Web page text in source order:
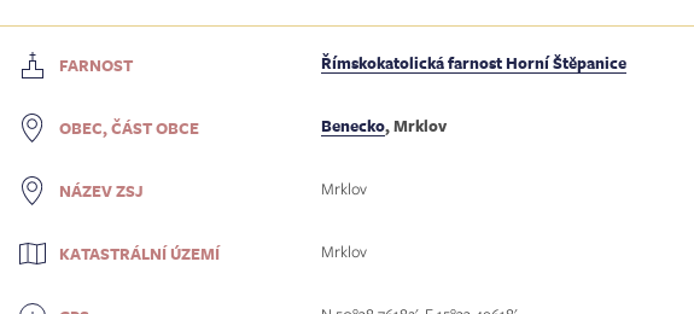
FARNOST Římskokatolická farnost Horní Štěpanice
OBEC, ČÁST OBCE Benecko, Mrklov
NÁZEV ZSJ Mrklov
KATASTRÁLNÍ ÚZEMÍ Mrklov